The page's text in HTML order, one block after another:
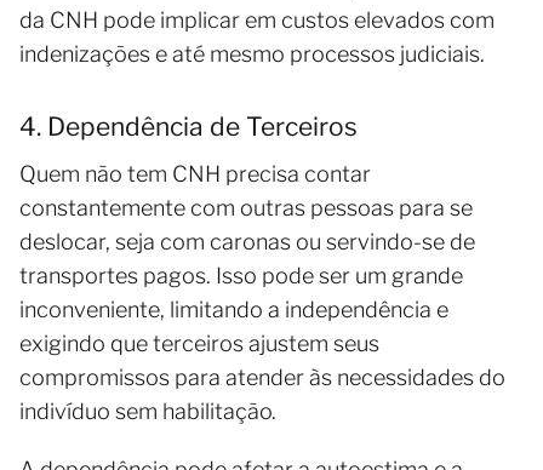
da CNH pode implicar em custos elevados com
indenizações e até mesmo processos judiciais.
4. Dependência de Terceiros
Quem não tem CNH precisa contar
constantemente com outras pessoas para se
deslocar, seja com caronas ou servindo-se de
transportes pagos. Isso pode ser um grande
inconveniente, limitando a independência e
exigindo que terceiros ajustem seus
compromissos para atender às necessidades do
indivíduo sem habilitação.